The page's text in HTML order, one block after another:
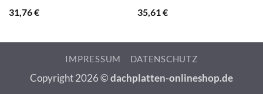
31,76€
35,61€
IMPRESSUM DATENSCHUTZ
Copyright 2026 ©dachplatten-onlineshop.de